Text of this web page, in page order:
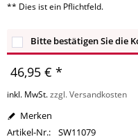
** Dies ist ein Pflichtfeld.
Bitte bestätigen Sie die
46,95 € *
inkl. MwSt.zzgl. Versandkosten
Merken
Artikel-Nr.:
SW11079